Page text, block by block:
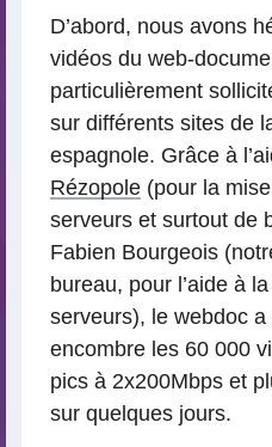
D’abord, nous avons
vidéos du web-
particulièrement
sur différents sites de
espagnole. Grâce à
Rézopole (pour la
serveurs et surtout de
Fabien Bourgeois
bureau, pour l’aide à
serveurs), le webdoc
encombre les 60 000
pics à 2x200Mbps et
sur quelques jours.